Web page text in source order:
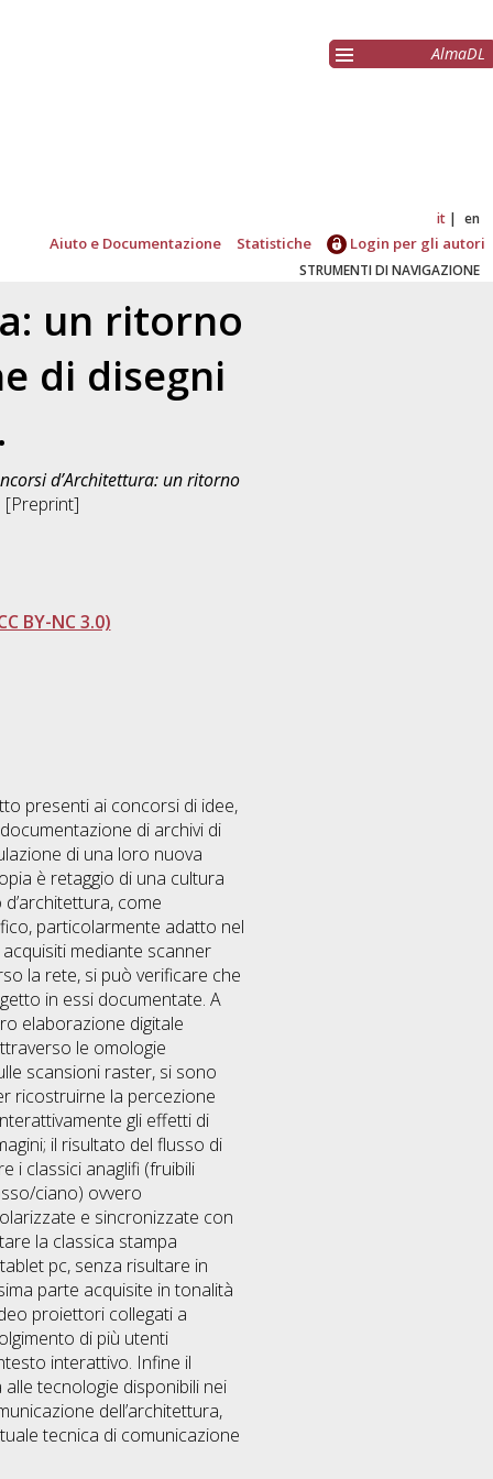
AlmaDL
it en
Aiuto e Documentazione Statistiche Login per gli autori
STRUMENTI DI NAVIGAZIONE
un ritorno
di disegni
d’Architettura: un ritorno
[Preprint]
BY-NC 3.0)
presenti ai concorsi di idee,
di archivi di
di una loro nuova
è retaggio di una cultura
come
particolarmente adatto nel
mediante scanner
la rete, si può verificare che
in essi documentate. A
elaborazione digitale
le omologie
scansioni raster, si sono
ricostruirne la percezione
gli effetti di
il risultato del flusso di
i classici anaglifi (fruibili
ciano) ovvero
e sincronizzate con
la classica stampa
pc, senza risultare in
parte acquisite in tonalità
proiettori collegati a
di più utenti
interattivo. Infine il
tecnologie disponibili nei
dell’architettura,
tecnica di comunicazione